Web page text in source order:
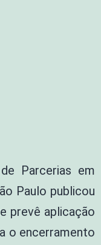
Parcerias em
Paulo publicou
prevê aplicação
o encerramento